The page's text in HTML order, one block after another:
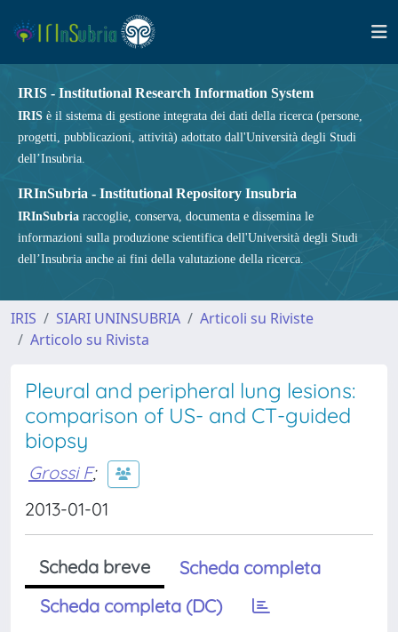
IRIS - Institutional Research Information System
IRIS è il sistema di gestione integrata dei dati della ricerca (persone,
progetti, pubblicazioni, attività) adottato dall'Università degli Studi
dell’Insubria.
IRInSubria - Institutional Repository Insubria
IRInSubria raccoglie, conserva, documenta e dissemina le
informazioni sulla produzione scientifica dell'Università degli Studi
dell’Insubria anche ai fini della valutazione della ricerca.
IRIS SIARI UNINSUBRIA
Articoli su Riviste
Articolo su Rivista
Pleural and peripheral lung lesions:
comparison of US- and CT-guided
biopsy
Grossi F;
2013-01-01
Scheda breve
Scheda completa
Scheda completa (DC)